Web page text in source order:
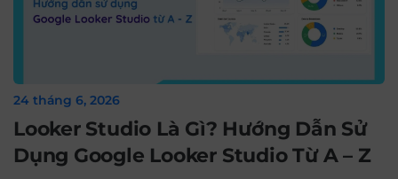
24 tháng 6, 2026
Looker Studio Là Gì? Hướng Dẫn Sử
Dụng Google Looker Studio Từ A – Z